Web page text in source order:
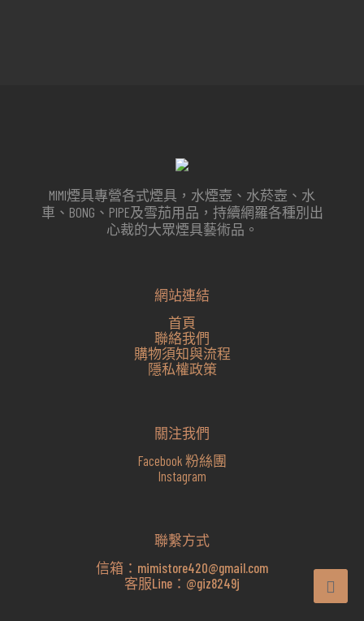
MIMI煙具專營各式煙具，水煙壺、水菸壺、水
車、BONG、PIPE及雪茄用品，持續網羅各種別出
心裁的大眾煙具藝術品。
網站連結
首頁
聯絡我們
購物須知與流程
隱私權政策
關注我們
Facebook 粉絲團
Instagram
聯繫方式
信箱： mimistore420@gmail.com
客服Line： @giz8249j